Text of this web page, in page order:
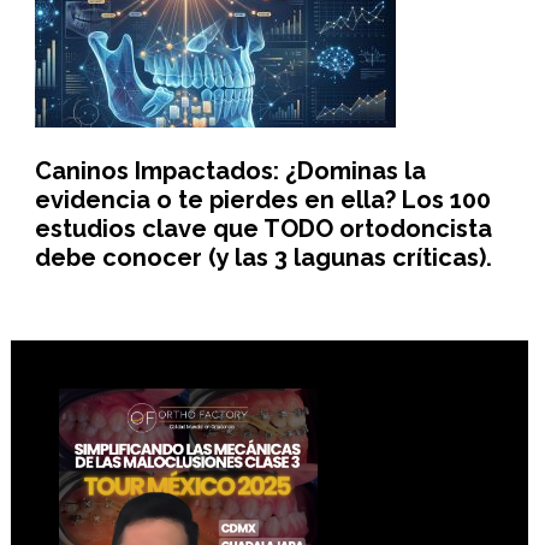
Caninos Impactados: ¿Dominas la
evidencia o te pierdes en ella? Los 100
estudios clave que TODO ortodoncista
debe conocer (y las 3 lagunas críticas).
Footer